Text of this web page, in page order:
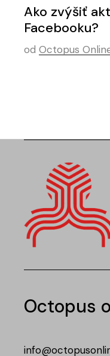
Ako zvýšiť
Facebooku?
od Octopus
Octopus